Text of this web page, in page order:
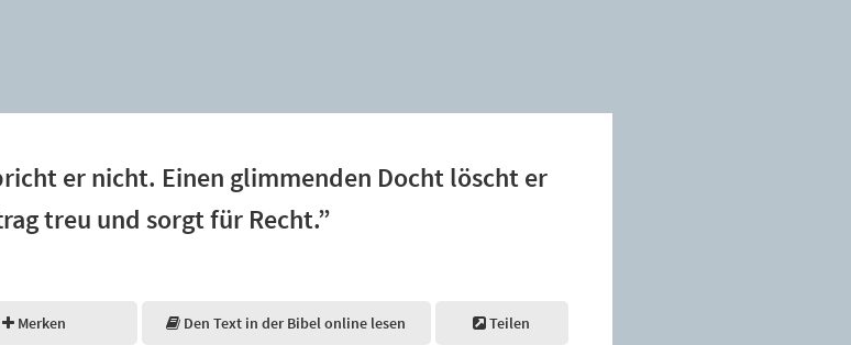
er nicht. Einen glimmenden Docht löscht er
treu und sorgt für Recht.”
Merken Den Text in der Bibel online lesen Teilen